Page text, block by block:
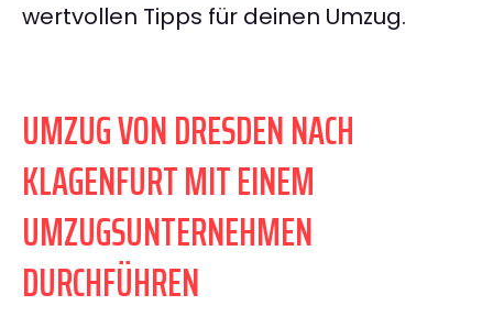
wertvollen Tipps für deinen Umzug.
UMZUG VON DRESDEN NACH
KLAGENFURT MIT EINEM
UMZUGSUNTERNEHMEN
DURCHFÜHREN